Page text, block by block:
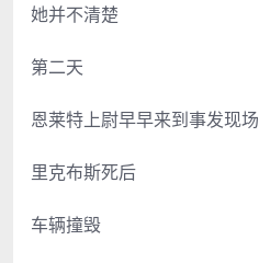
她并不清楚
第二天
恩莱特上尉早早来到事发现场
里克布斯死后
车辆撞毁